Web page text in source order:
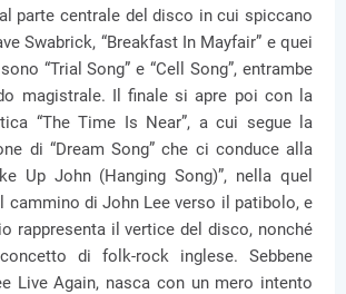
parte centrale del disco in cui spiccano
Swabrick, “Breakfast In Mayfair” e quei
“Trial Song” e “Cell Song”, entrambe
magistrale. Il finale si apre poi con la
“The Time Is Near”, a cui segue la
di “Dream Song” che ci conduce alla
Up John (Hanging Song)”, nella quel
cammino di John Lee verso il patibolo, e
rappresenta il vertice del disco, nonché
di folk-rock inglese. Sebbene
Live Again, nasca con un mero intento